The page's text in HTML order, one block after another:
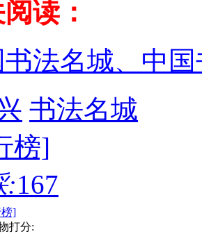
读：
书法名城、中
书法名城
榜]
:167
]
打分: